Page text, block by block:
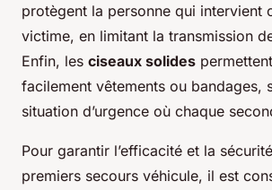
protègent la personne qui intervient
victime, en limitant la transmission
Enfin, les ciseaux solides
facilement vêtements ou bandages,
situation d’urgence où chaque
Pour garantir l’efficacité et la
premiers secours véhicule, il est